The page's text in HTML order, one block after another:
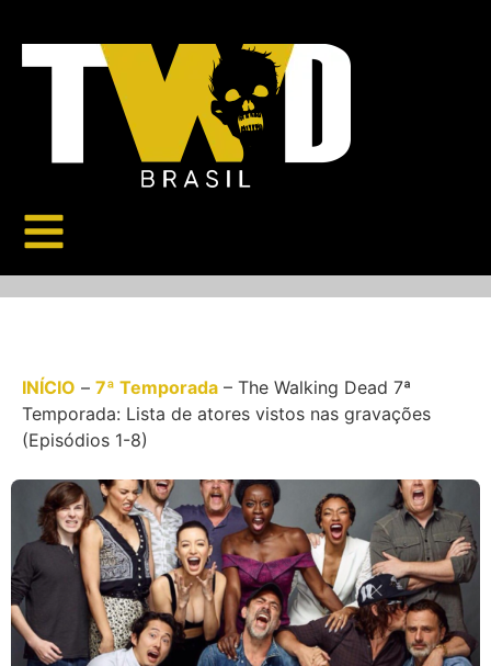
INÍCIO – 7ª Temporada – The Walking Dead 7ª
Temporada: Lista de atores vistos nas gravações
(Episódios 1-8)